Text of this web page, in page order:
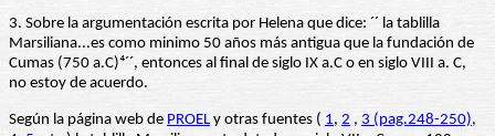
3. Sobre la argumentación escrita por Helena que dice: ´´ la tablilla
Marsiliana...es como minimo 50 años más antigua que la fundación de
Cumas (750 a.C)⁴´´, entonces al final de siglo IX a.C o en siglo VIII a. C,
no estoy de acuerdo.
Según la página web de PROEL y otras fuentes ( 1, 2 , 3 (pag.248-250),